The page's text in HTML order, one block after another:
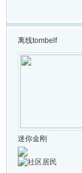
离线tombelf
迷你金刚